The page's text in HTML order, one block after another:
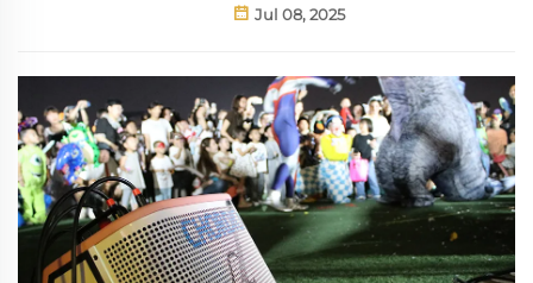
Jul 08, 2025